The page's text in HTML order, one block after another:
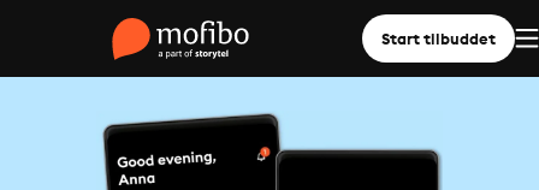
Start tilbuddet